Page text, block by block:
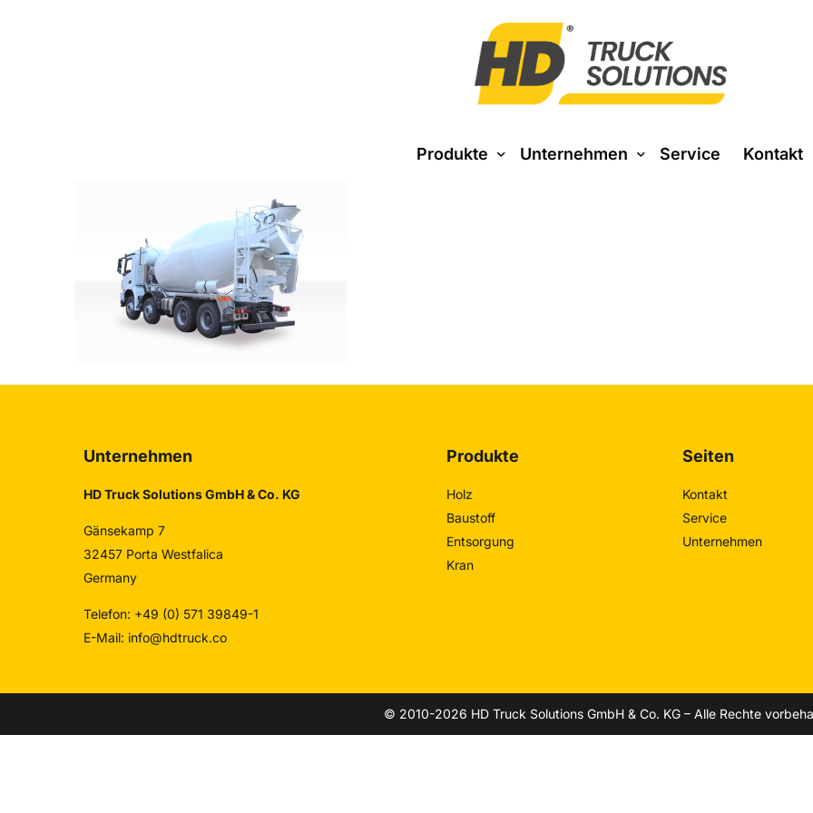
Produkte Unternehmen Service Kontakt
Unternehmen
HD Truck Solutions GmbH & Co. KG
Gänsekamp 7
32457 Porta Westfalica
Germany
Telefon: +49 (0) 571 39849-1
E-Mail: info@hdtruck.co
Produkte
Holz
Baustoff
Entsorgung
Kran
Seiten
Kontakt
Service
Unternehmen
© 2010-2026 HD Truck Solutions GmbH & Co. KG – Alle Rechte